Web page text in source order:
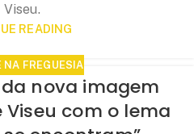
Viseu.
READING
NA FREGUESIA
nova imagem
Viseu com o lema